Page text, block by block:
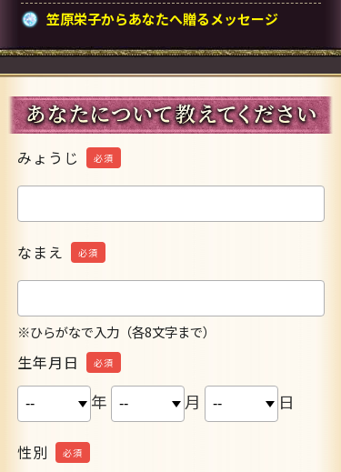
笠原栄子からあなたへ贈るメッセージ
みょうじ 必須
なまえ 必須
※ひらがなで入力（各8文字まで）
生年月日 必須
年 月 日
性別 必須